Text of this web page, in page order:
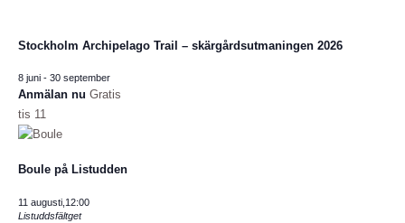
Stockholm Archipelago Trail – skärgårdsutmaningen 2026
8 juni- 30 september
Anmälan nu Gratis
tis 11
Boule på Listudden
11 augusti,12:00
Listuddsfältget